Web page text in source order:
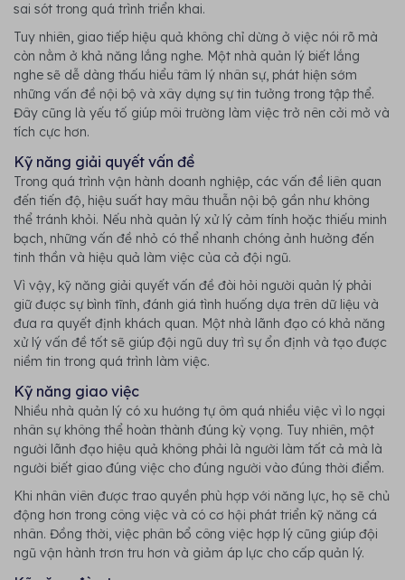
sai sót trong quá trình triển khai.
Tuy nhiên, giao tiếp hiệu quả không chỉ dừng ở việc nói rõ mà
còn nằm ở khả năng lắng nghe. Một nhà quản lý biết lắng
nghe sẽ dễ dàng thấu hiểu tâm lý nhân sự, phát hiện sớm
những vấn đề nội bộ và xây dựng sự tin tưởng trong tập thể.
Đây cũng là yếu tố giúp môi trường làm việc trở nên cởi mở và
tích cực hơn.
Kỹ năng giải quyết vấn đề
Trong quá trình vận hành doanh nghiệp, các vấn đề liên quan
đến tiến độ, hiệu suất hay mâu thuẫn nội bộ gần như không
thể tránh khỏi. Nếu nhà quản lý xử lý cảm tính hoặc thiếu minh
bạch, những vấn đề nhỏ có thể nhanh chóng ảnh hưởng đến
tinh thần và hiệu quả làm việc của cả đội ngũ.
Vì vậy, kỹ năng giải quyết vấn đề đòi hỏi người quản lý phải
giữ được sự bình tĩnh, đánh giá tình huống dựa trên dữ liệu và
đưa ra quyết định khách quan. Một nhà lãnh đạo có khả năng
xử lý vấn đề tốt sẽ giúp đội ngũ duy trì sự ổn định và tạo được
niềm tin trong quá trình làm việc.
Kỹ năng giao việc
Nhiều nhà quản lý có xu hướng tự ôm quá nhiều việc vì lo ngại
nhân sự không thể hoàn thành đúng kỳ vọng. Tuy nhiên, một
người lãnh đạo hiệu quả không phải là người làm tất cả mà là
người biết giao đúng việc cho đúng người vào đúng thời điểm.
Khi nhân viên được trao quyền phù hợp với năng lực, họ sẽ chủ
động hơn trong công việc và có cơ hội phát triển kỹ năng cá
nhân. Đồng thời, việc phân bổ công việc hợp lý cũng giúp đội
ngũ vận hành trơn tru hơn và giảm áp lực cho cấp quản lý.